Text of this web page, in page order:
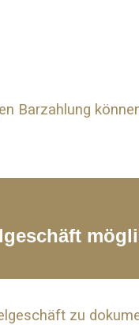
Barzahlung
zu